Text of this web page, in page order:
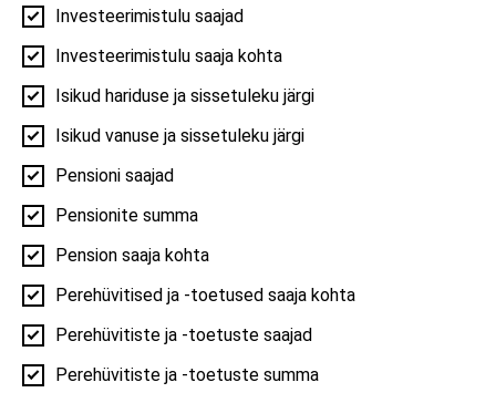
Investeerimistulu saajad
Investeerimistulu saaja kohta
Isikud hariduse ja sissetuleku järgi
Isikud vanuse ja sissetuleku järgi
Pensioni saajad
Pensionite summa
Pension saaja kohta
Perehüvitised ja -toetused saaja kohta
Perehüvitiste ja -toetuste saajad
Perehüvitiste ja -toetuste summa
Rahvaarv kodakondsuse järgi
Rahvaarv kodakondsuse järgi | 2026, Kose vald
4,2%
0,8%
0,3%
0,0%